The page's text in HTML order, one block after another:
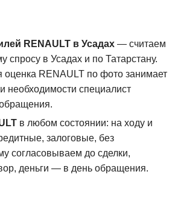
RENAULT в Усадах— считаем
спросу в Усадах и по Татарстану.
оценка RENAULT по фото занимает
необходимости специалист
в любом состоянии: на ходу и
залоговые, без
согласовываем до сделки,
деньги — в день обращения.